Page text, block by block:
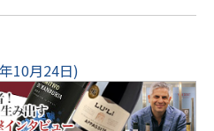
10月24日)